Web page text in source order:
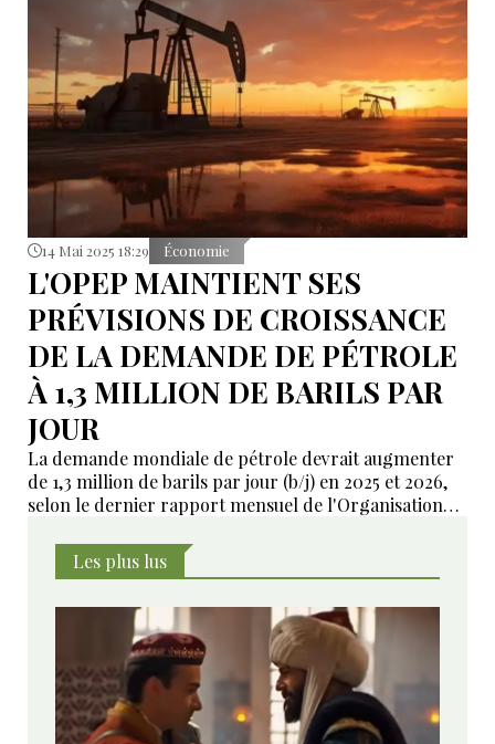
14 Mai 2025 18:29 Économie
L'OPEP MAINTIENT SES
PRÉVISIONS DE CROISSANCE
DE LA DEMANDE DE PÉTROLE
À 1,3 MILLION DE BARILS PAR
JOUR
La demande mondiale de pétrole devrait augmenter
de 1,3 million de barils par jour (b/j) en 2025 et 2026,
selon le dernier rapport mensuel de l'Organisation
mai. Les plus lus